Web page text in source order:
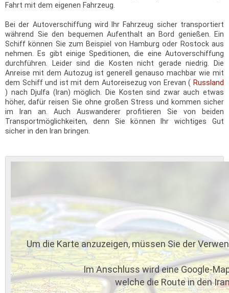
Fahrt mit dem eigenen Fahrzeug.
Bei der Autoverschiffung wird Ihr Fahrzeug sicher transportiert
während Sie den bequemen Aufenthalt an Bord genießen. Ein
Schiff können Sie zum Beispiel von Hamburg oder Rostock aus
nehmen. Es gibt einige Speditionen, die eine Autoverschiffung
durchführen. Leider sind die Kosten nicht gerade niedrig. Die
Anreise mit dem Autozug ist generell genauso machbar wie mit
dem Schiff und ist mit dem Autoreisezug von Erevan ( Russland
) nach Djulfa (Iran) möglich. Die Kosten sind zwar auch etwas
höher, dafür reisen Sie ohne großen Stress und kommen sicher
im Iran an. Auch Auswanderer profitieren Sie von beiden
Transportmöglichkeiten, denn Sie können Ihr wichtiges Gut
sicher in den Iran bringen.
Um die Karte anzuzeigen, müssen Sie der
Im Anschluss wird eine Google-
welche die Route in den